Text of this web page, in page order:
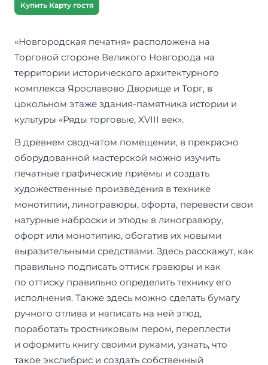
Купить Карту гостя
«Новгородская печатня» расположена на
Торговой стороне Великого Новгорода на
территории исторического архитектурного
комплекса Ярославово Дворище и Торг, в
цокольном этаже здания-памятника истории и
культуры «Ряды торговые, XVIII век».
В древнем сводчатом помещении, в прекрасно
оборудованной мастерской можно изучить
печатные графические приёмы и создать
художественные произведения в технике
монотипии, линогравюры, офорта, перевести свои
натурные наброски и этюды в линогравюру,
офорт или монотипию, обогатив их новыми
выразительными средствами. Здесь расскажут, как
правильно подписать оттиск гравюры и как
по оттиску правильно определить технику его
исполнения. Также здесь можно сделать бумагу
ручного отлива и написать на ней этюд,
поработать тростниковым пером, переплести
и оформить книгу своими руками, узнать, что
такое экслибрис и создать собственный